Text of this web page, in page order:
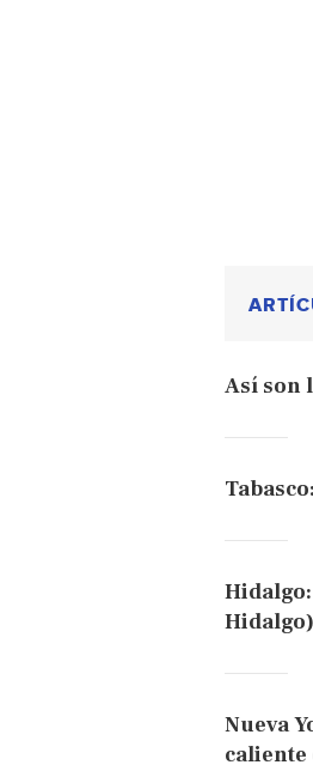
Así son
Hidalgo)
Nueva